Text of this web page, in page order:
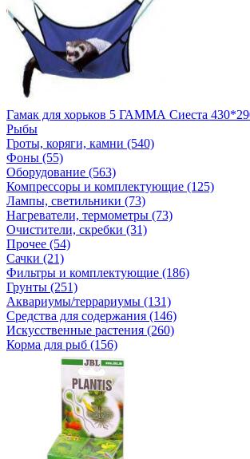
Гамак для хорьков 5 ГАММА Сиеста
Рыбы
Гроты, коряги, камни (540)
Фоны (55)
Оборудование (563)
Компрессоры и комплектующие (125)
Лампы, светильники (73)
Нагреватели, термометры (73)
Очистители, скребки (31)
Прочее (54)
Сачки (21)
Фильтры и комплектующие (186)
Грунты (251)
Аквариумы/террариумы (131)
Средства для содержания (146)
Искусственные растения (260)
Корма для рыб (156)